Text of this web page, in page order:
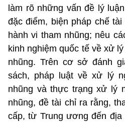
làm rõ những vấn đề lý
đặc điểm, biện pháp chế
hành vi tham nhũng; nêu
kinh nghiệm quốc tế về xử
nhũng. Trên cơ sở đánh
sách, pháp luật về xử lý
nhũng và thực trạng xử lý
nhũng, đề tài chỉ ra rằng,
cấp, từ Trung ương đến